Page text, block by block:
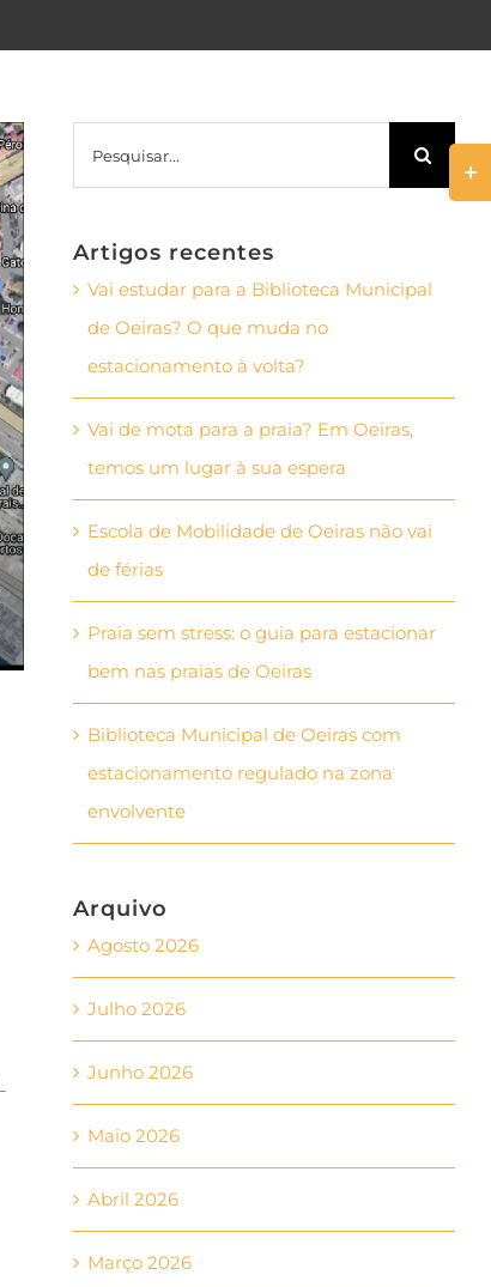
Artigos recentes
Vai estudar para a Biblioteca Municipal
de Oeiras? O que muda no
estacionamento à volta?
Vai de mota para a praia? Em Oeiras,
temos um lugar à sua espera
Escola de Mobilidade de Oeiras não vai
de férias
Praia sem stress: o guia para estacionar
bem nas praias de Oeiras
Biblioteca Municipal de Oeiras com
estacionamento regulado na zona
envolvente
Arquivo
Agosto 2026
Julho 2026
Junho 2026
Maio 2026
Abril 2026
Março 2026